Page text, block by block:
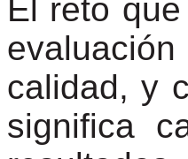
El reto
calidad, y
significa